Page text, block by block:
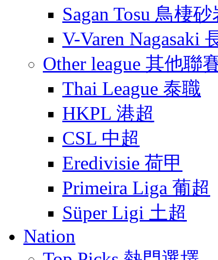
Sagan Tosu 鳥棲砂
V-Varen Nagasaki
Other league 其他聯
Thai League 泰職
HKPL 港超
CSL 中超
Eredivisie 荷甲
Primeira Liga 葡超
Süper Ligi 土超
Nation